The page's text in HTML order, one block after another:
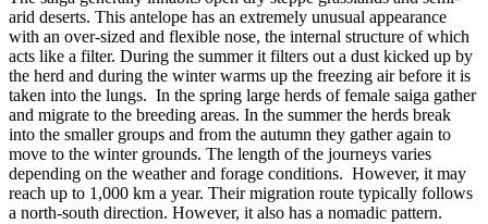
arid deserts. This antelope has an extremely unusual appearance
with an over-sized and flexible nose, the internal structure of which
acts like a filter. During the summer it filters out a dust kicked up by
the herd and during the winter warms up the freezing air before it is
taken into the lungs. In the spring large herds of female saiga gather
and migrate to the breeding areas. In the summer the herds break
into the smaller groups and from the autumn they gather again to
move to the winter grounds. The length of the journeys varies
depending on the weather and forage conditions. However, it may
reach up to 1,000 km a year. Their migration route typically follows
a north-south direction. However, it also has a nomadic pattern.